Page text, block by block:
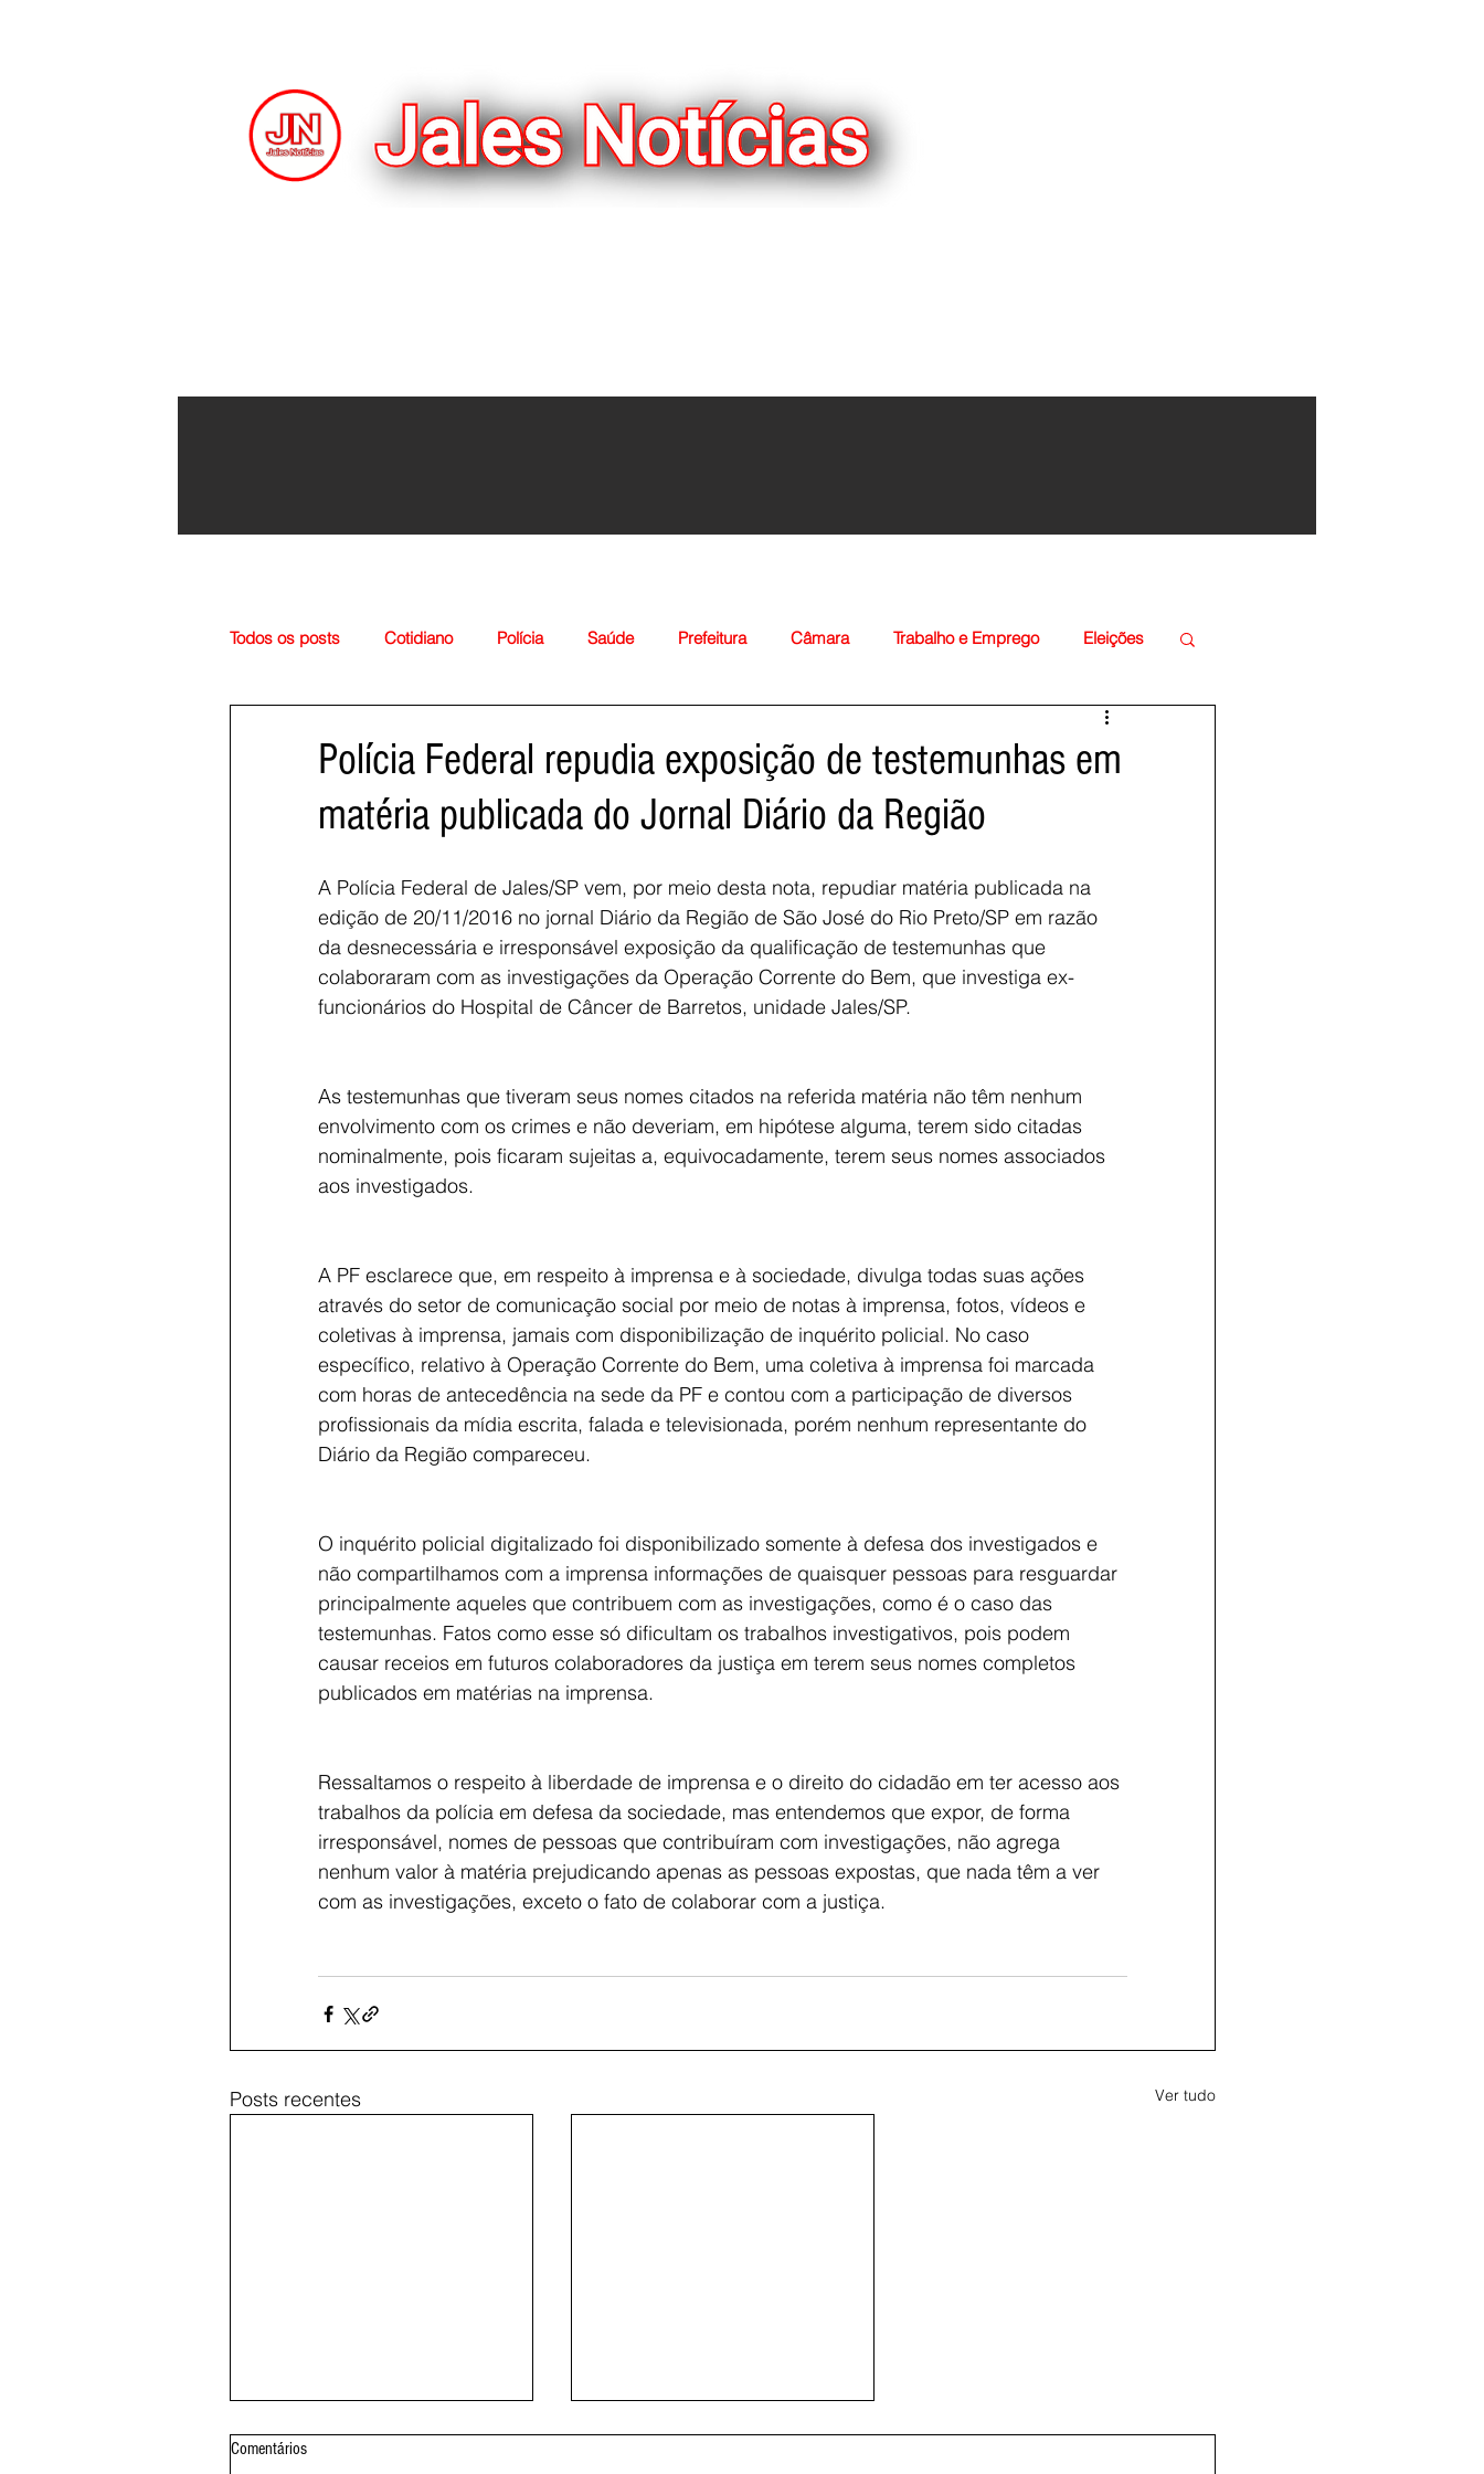
Voltar
Todos os posts Cotidiano Polícia Saúde Prefeitura Câmara Trabalho e Emprego Eleições
Polícia Federal repudia exposição de testemunhas em
matéria publicada do Jornal Diário da Região
A Polícia Federal de Jales/SP vem, por meio desta nota, repudiar matéria publicada na
edição de 20/11/2016 no jornal Diário da Região de São José do Rio Preto/SP em razão
da desnecessária e irresponsável exposição da qualificação de testemunhas que
colaboraram com as investigações da Operação Corrente do Bem, que investiga ex-
funcionários do Hospital de Câncer de Barretos, unidade Jales/SP.
As testemunhas que tiveram seus nomes citados na referida matéria não têm nenhum
envolvimento com os crimes e não deveriam, em hipótese alguma, terem sido citadas
nominalmente, pois ficaram sujeitas a, equivocadamente, terem seus nomes associados
aos investigados.
A PF esclarece que, em respeito à imprensa e à sociedade, divulga todas suas ações
através do setor de comunicação social por meio de notas à imprensa, fotos, vídeos e
coletivas à imprensa, jamais com disponibilização de inquérito policial. No caso
específico, relativo à Operação Corrente do Bem, uma coletiva à imprensa foi marcada
com horas de antecedência na sede da PF e contou com a participação de diversos
profissionais da mídia escrita, falada e televisionada, porém nenhum representante do
Diário da Região compareceu.
O inquérito policial digitalizado foi disponibilizado somente à defesa dos investigados e
não compartilhamos com a imprensa informações de quaisquer pessoas para resguardar
principalmente aqueles que contribuem com as investigações, como é o caso das
testemunhas. Fatos como esse só dificultam os trabalhos investigativos, pois podem
causar receios em futuros colaboradores da justiça em terem seus nomes completos
publicados em matérias na imprensa.
Ressaltamos o respeito à liberdade de imprensa e o direito do cidadão em ter acesso aos
trabalhos da polícia em defesa da sociedade, mas entendemos que expor, de forma
irresponsável, nomes de pessoas que contribuíram com investigações, não agrega
nenhum valor à matéria prejudicando apenas as pessoas expostas, que nada têm a ver
com as investigações, exceto o fato de colaborar com a justiça.
Posts recentes Ver tudo
Comentários